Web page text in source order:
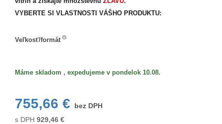
VYBERTE SI VLASTNOSTI VÁŠHO PRODUKTU:
Veľkosť/formát
Máme skladom , expedujeme v pondelok 10.08.
755,66 €
bez DPH
s DPH 929,46 €